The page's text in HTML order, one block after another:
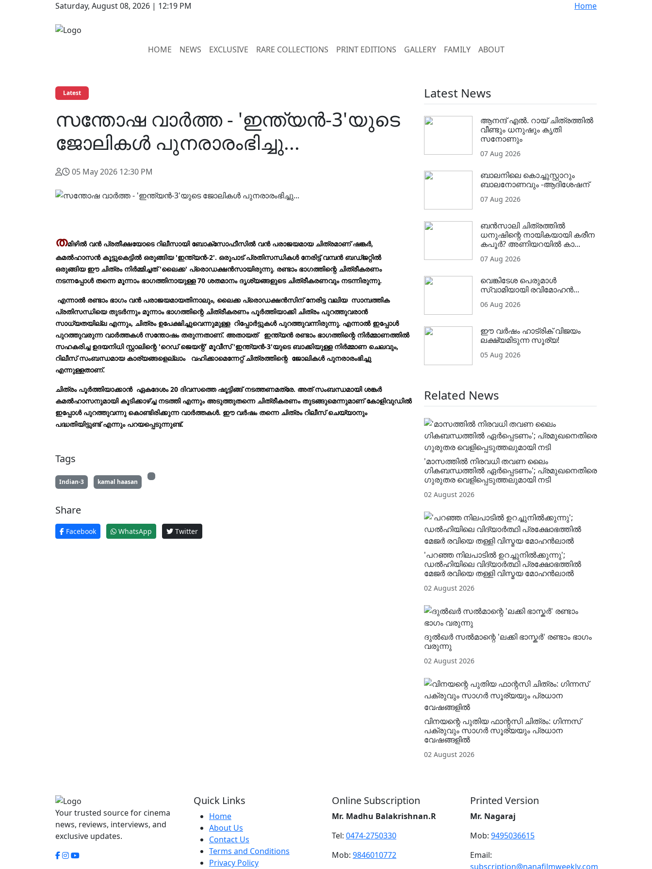
Saturday, August 08, 2026 | 12:19 PM Home
HOME NEWS EXCLUSIVE RARE COLLECTIONS PRINT EDITIONS GALLERY FAMILY ABOUT
Latest
സന്തോഷ വാർത്ത - 'ഇന്ത്യൻ-3'യുടെ
ജോലികൾ പുനരാരംഭിച്ചു...
05 May 2026 12:30 PM
തമിഴിൽ വന്‍ പ്രതീക്ഷയോടെ റിലീസായി ബോക്സോഫീസില്‍ വൻ പരാജയമായ ചിത്രമാണ് ഷങ്കര്‍,
കമൽഹാസൻ കൂട്ടുകെട്ടിൽ ഒരുങ്ങിയ 'ഇന്ത്യൻ-2'. ഒരുപാട് പ്രതിസന്ധികൾ നേരിട്ട് വമ്പൻ ബഡ്ജറ്റിൽ
ഒരുങ്ങിയ ഈ ചിത്രം നിർമ്മിച്ചത് 'ലൈക്ക' പ്രൊഡക്ഷൻസായിരുന്നു. രണ്ടാം ഭാഗത്തിന്റെ ചിത്രീകരണം
നടന്നപ്പോൾ തന്നെ മൂന്നാം ഭാഗത്തിനായുള്ള 70 ശതമാനം ദൃശ്യങ്ങളുടെ ചിത്രീകരണവും നടന്നിരുന്നു.
എന്നാൽ രണ്ടാം ഭാഗം വൻ പരാജയമായതിനാലും, ലൈക്ക പ്രൊഡക്ഷൻസിന് നേരിട്ട വലിയ സാമ്പത്തിക
പ്രതിസന്ധിയെ തുടർന്നും മൂന്നാം ഭാഗത്തിന്റെ ചിത്രീകരണം പൂർത്തിയാക്കി ചിത്രം പുറത്തുവരാൻ
സാധ്യതയില്ല എന്നും, ചിത്രം ഉപേക്ഷിച്ചുവെന്നുമുള്ള റിപ്പോർട്ടുകൾ പുറത്തുവന്നിരുന്നു. എന്നാൽ ഇപ്പോൾ
പുറത്തുവരുന്ന വാർത്തകൾ സന്തോഷം തരുന്നതാണ്. അതായത് ഇന്ത്യൻ രണ്ടാം ഭാഗത്തിന്റെ നിർമ്മാണത്തിൽ
സഹകരിച്ച ഉദയനിധി സ്റ്റാലിന്റെ 'റെഡ് ജെയന്റ്' മൂവീസ് 'ഇന്ത്യൻ-3'യുടെ ബാക്കിയുള്ള നിർമ്മാണ ചെലവും,
റിലീസ് സംബന്ധമായ കാര്യങ്ങളെല്ലാം വഹിക്കാമെന്നേറ്റ് ചിത്രത്തിന്റെ ജോലികൾ പുനരാരംഭിച്ചു
എന്നുള്ളതാണ്.
ചിത്രം പൂർത്തിയാക്കാൻ ഏകദേശം 20 ദിവസത്തെ ഷൂട്ടിങ്ങ് നടത്തണമത്രേ. അത് സംബന്ധമായി ശങ്കർ
കമൽഹാസനുമായി കൂടിക്കാഴ്ച്ച നടത്തി എന്നും അടുത്തുതന്നെ ചിത്രീകരണം തുടങ്ങുമെന്നുമാണ് കോളിവുഡിൽ
ഇപ്പോൾ പുറത്തുവന്നു കൊണ്ടിരിക്കുന്ന വാർത്തകൾ. ഈ വർഷം തന്നെ ചിത്രം റിലീസ് ചെയ്യാനും
പദ്ധതിയിട്ടുണ്ട് എന്നും പറയപ്പെടുന്നുണ്ട്.
Tags
Indian-3 kamal haasan
Share
Facebook WhatsApp Twitter
Latest News
ആനന്ദ് എൽ. റായ് ചിത്രത്തിൽ
വീണ്ടും ധനുഷും കൃതി
സനോണും
07 Aug 2026
ബാലനിലെ കൊച്ചുസ്റ്റാറും
ബാലനോണവും -ആദിശേഷന്
07 Aug 2026
ബൻസാലി ചിത്രത്തിൽ
ധനുഷിന്റെ നായികയായി കരീന
കപൂർ? അണിയറയിൽ കാ...
07 Aug 2026
വെങ്കിടേശ പെരുമാൾ
സ്വാമിയായി രവിമോഹൻ...
06 Aug 2026
ഈ വർഷം ഹാട്രിക് വിജയം
ലക്ഷ്യമിടുന്ന സൂര്യ!
05 Aug 2026
Related News
'മാസത്തിൽ നിരവധി തവണ ലൈം​
ഗികബന്ധത്തിൽ ഏർപ്പെടണം'; പ്രമുഖനെതിരെ
​ഗുരുതര വെളിപ്പെടുത്തലുമായി നടി
02 August 2026
'പറഞ്ഞ നിലപാടിൽ ഉറച്ചുനിൽക്കുന്നു';
ഡൽഹിയിലെ വിദ്യാർത്ഥി പ്രക്ഷോഭത്തിൽ
മേജർ രവിയെ തള്ളി വിസ്മയ മോഹൻലാൽ
02 August 2026
ദുൽഖർ സൽമാന്റെ 'ലക്കി ഭാസ്കർ' രണ്ടാം ഭാഗം
വരുന്നു
02 August 2026
വിനയന്റെ പുതിയ ഫാന്റസി ചിത്രം: ഗിന്നസ്
പക്രുവും സാഗർ സൂര്യയും പ്രധാന
വേഷങ്ങളിൽ
02 August 2026
Your trusted source for cinema
news, reviews, interviews, and
exclusive updates.
Quick Links
Home
About Us
Contact Us
Terms and Conditions
Privacy Policy
Online Subscription
Mr. Madhu Balakrishnan.R
Tel: 0474-2750330
Mob: 9846010772
Printed Version
Mr. Nagaraj
Mob: 9495036615
Email:
subscription@nanafilmweekly.com